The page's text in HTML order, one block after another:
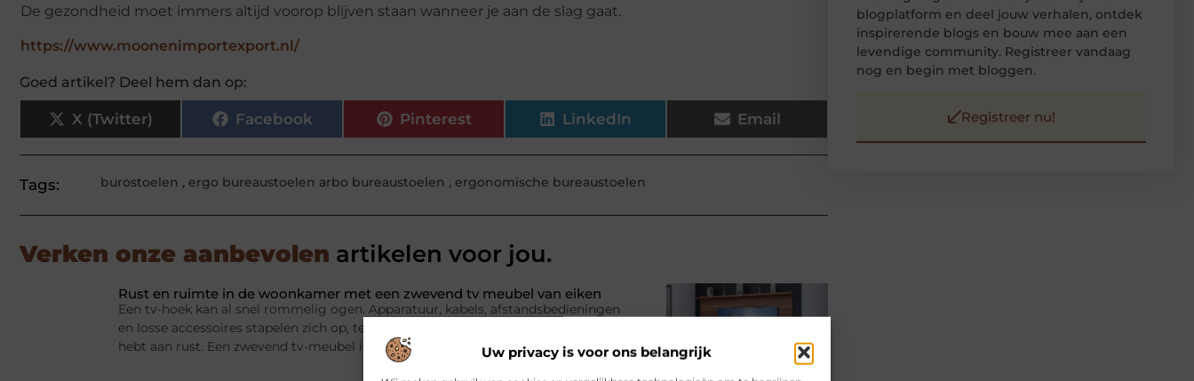
Uw privacy is voor ons belangrijk
De gezondheid moet immers altijd voorop blijven staan wanneer je aan de slag gaat.
https://www.moonenimportexport.nl/
Goed artikel? Deel hem dan op:
X (Twitter) Facebook Pinterest LinkedIn Email
Tags: burostoelen , ergo bureaustoelen arbo bureaustoelen , ergonomische bureaustoelen
Verken onze aanbevolen artikelen voor jou.
Rust en ruimte in de woonkamer met een zwevend tv meubel van eiken
Een tv-hoek kan al snel rommelig ogen. Apparatuur, kabels, afstandsbedieningen
en losse accessoires stapelen zich op, terwijl je juist in de woonkamer behoefte
hebt aan rust. Een zwevend tv-meubel is dan een slimme oplossing: het
blogplatform en deel jouw verhalen, ontdek
inspirerende blogs en bouw mee aan een
levendige community. Registreer vandaag
nog en begin met bloggen.
Registreer nu!